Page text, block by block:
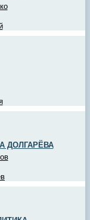
ДОЛГАРЁВА